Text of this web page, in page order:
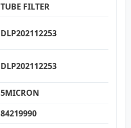
TUBE FILTER
DLP202112253
DLP202112253
5MICRON
84219990